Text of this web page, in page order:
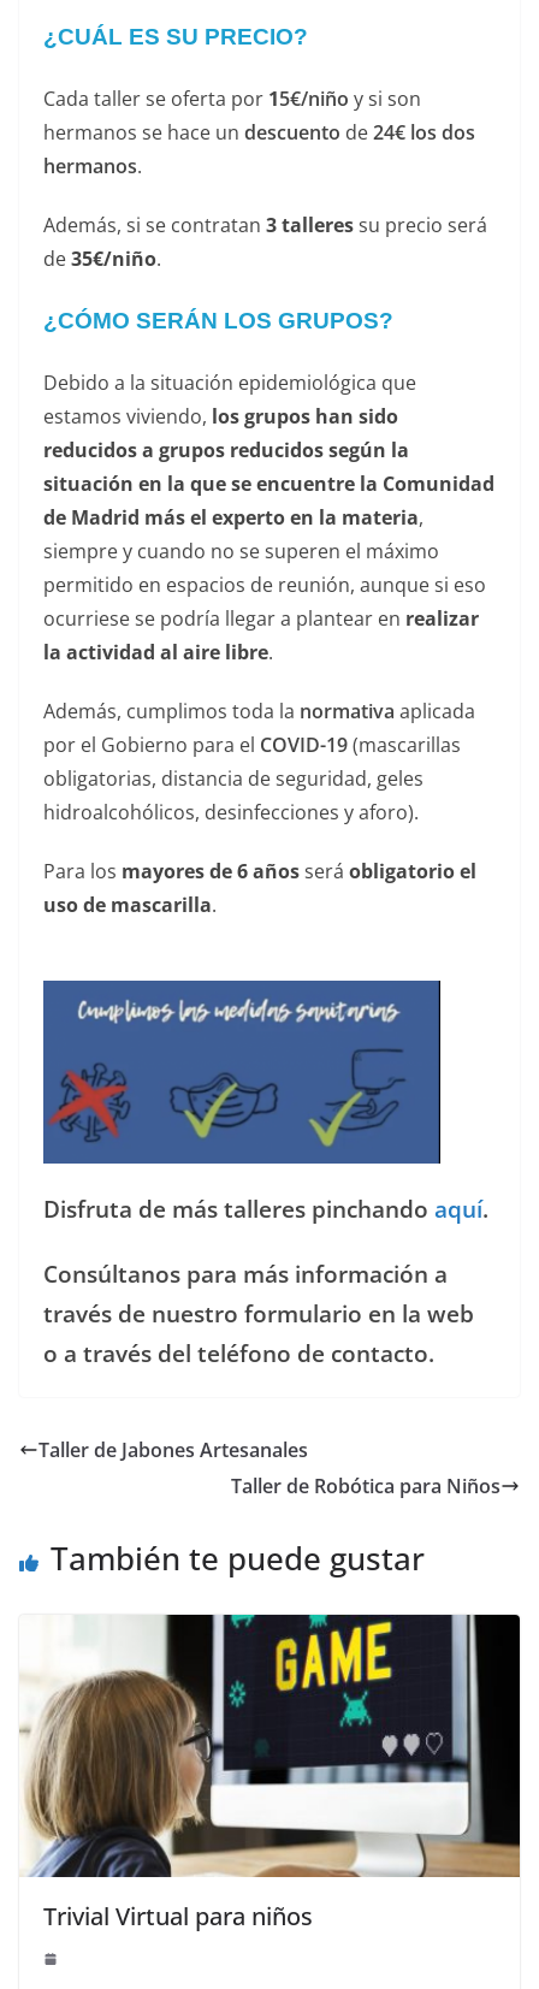
¿CUÁL ES SU PRECIO?
Cada taller se oferta por 15€/niño y si son
hermanos se hace un descuento de24€ los dos
hermanos.
Además, si se contratan 3 talleressu precio será
de35€/niño.
¿CÓMO SERÁN LOS GRUPOS?
Debido a la situación epidemiológica que
estamos viviendo, los grupos han sido
reducidos a grupos reducidos según la
situación en la que se encuentre la Comunidad
de Madrid más el experto en la materia,
siempre y cuando no se superen el máximo
permitido en espacios de reunión, aunque si eso
ocurriese se podría llegar a plantear en realizar
la actividad al aire libre.
Además, cumplimos toda la normativa aplicada
por el Gobierno para el COVID-19(mascarillas
obligatorias, distancia de seguridad, geles
hidroalcohólicos, desinfecciones y aforo).
Para los mayores de 6 añosserá obligatorio el
uso de mascarilla.
Disfruta de más talleres pinchando aquí.
Consúltanos para más información a
través de nuestro formulario en la web
o a través del teléfono de contacto.
Taller de Jabones Artesanales
Taller de Robótica para Niños
También te puede gustar
Trivial Virtual para niños